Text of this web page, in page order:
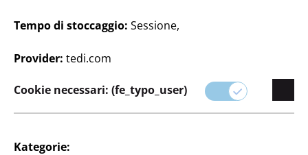
la toelettatura, TEDi ha tutto ciò che serve al vostro
animale per una vita sana e felice.
I nostri prodotti sono accuratamente selezionati per
garantire la migliore cura dei vostri amici animali.
Tempo di stoccaggio: Sessione,
Provider: tedi.com
Cookie necessari: (fe_typo_user)
Kategorie: